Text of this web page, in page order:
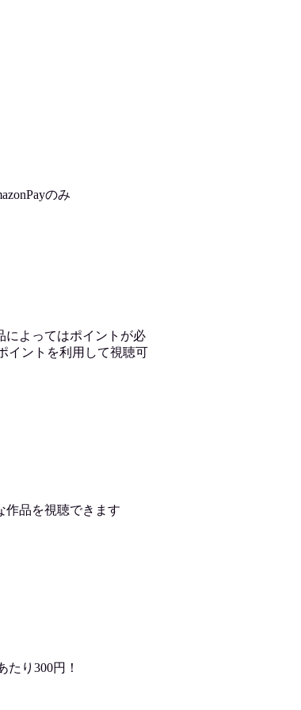
のみ
よってはポイントが必
イントを利用して視聴可
作品を視聴できます
り300円！